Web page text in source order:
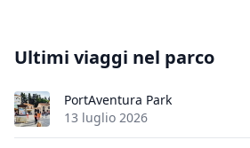
Ultimi viaggi nel parco
PortAventura Park
13 luglio 2026